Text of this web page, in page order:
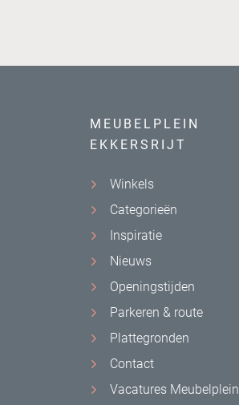
MEUBELPLEIN
EKKERSRIJT
Winkels
Categorieën
Inspiratie
Nieuws
Openingstijden
Parkeren & route
Plattegronden
Contact
Vacatures Meubelplein